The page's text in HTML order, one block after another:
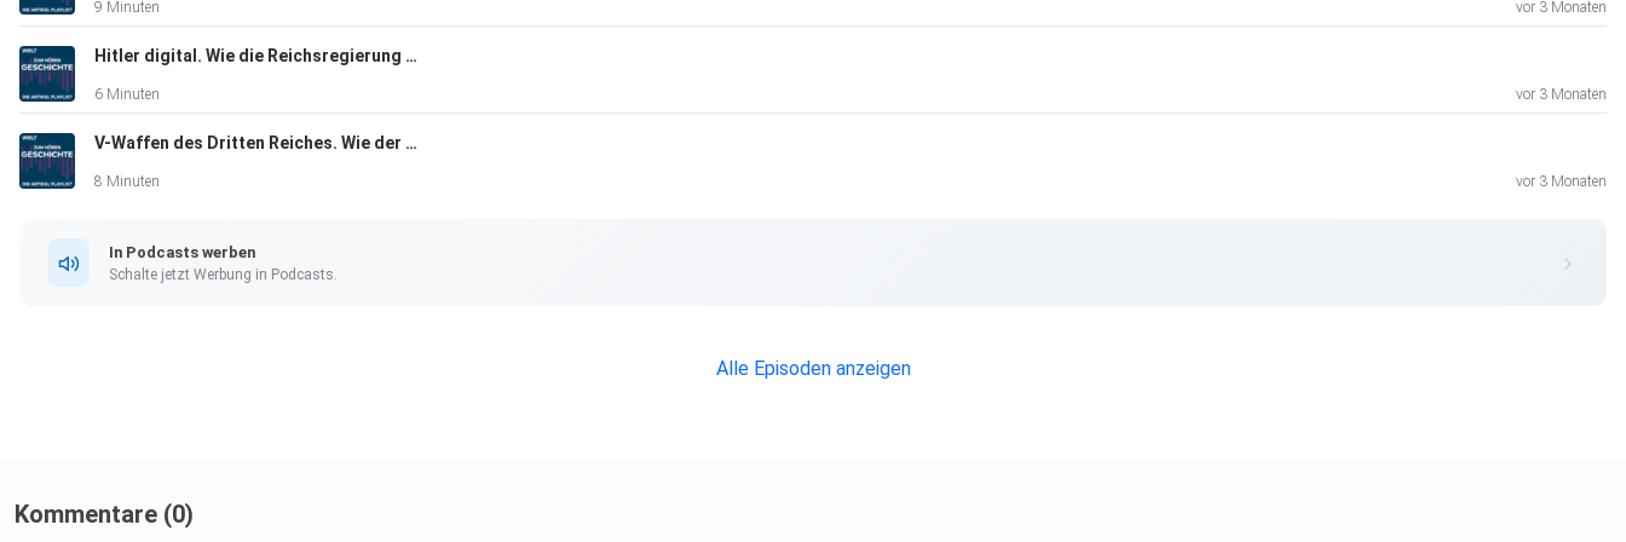
9 Minuten vor 3 Monaten
Hitler digital. Wie die Reichsregierung Deutschland in den Krieg führte
6 Minuten vor 3 Monaten
V-Waffen des Dritten Reiches. Wie der deutsche Sturzkampfbomber zur „Wunderwaffe“ wurde
8 Minuten vor 3 Monaten
In Podcasts werben
Schalte jetzt Werbung in Podcasts.
Alle Episoden anzeigen
Kommentare (0)